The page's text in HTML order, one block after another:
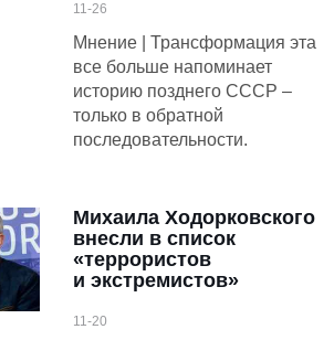
11-26
Мнение | Трансформация эта
все больше напоминает
историю позднего СССР –
только в обратной
последовательности.
Михаила Ходорковского
внесли в список
«террористов
и экстремистов»
11-20